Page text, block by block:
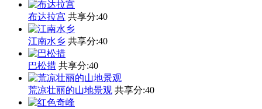
布达拉宫 共享分:40
江南水乡 共享分:40
巴松措 共享分:40
荒凉壮丽的山地景观 共享分:40